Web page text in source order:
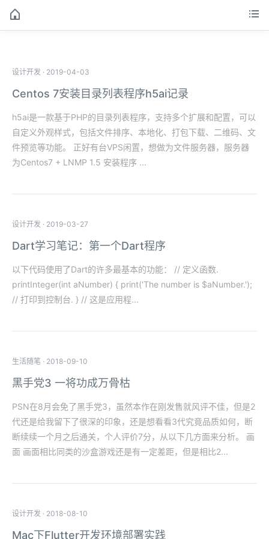
设计开发 · 2019-04-03
Centos 7安装目录列表程序h5ai记录
h5ai是一款基于PHP的目录列表程序，支持多个扩展和配置，可以
自定义外观样式，包括文件排序、本地化、打包下载、二维码、文
件预览等功能。 正好有台VPS闲置，想做为文件服务器，服务器
为Centos7 + LNMP 1.5 安装程序 ...
设计开发 · 2019-03-27
Dart学习笔记：第一个Dart程序
以下代码使用了Dart的许多最基本的功能： // 定义函数.
printInteger(int aNumber) { print('The number is $aNumber.');
// 打印到控制台. } // 这是应用程...
生活随笔 · 2018-09-10
黑手党3 一将功成万骨枯
PSN在8月会免了黑手党3，虽然本作在刚发售就风评不佳，但是2
代还是给我留下了很深的印象，还是想看看3代究竟品质如何，断
断续续一个月之后通关，个人评价7分，从以下几方面来分析。 画
面 画面相比同类的沙盒游戏还是有一定差距，但是相比2...
设计开发 · 2018-08-10
Mac下Flutter开发环境部署实践